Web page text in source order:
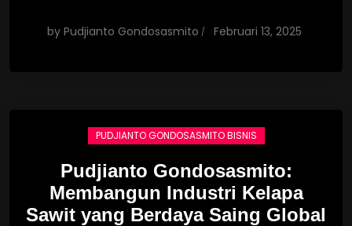
by Pudjianto Gondosasmito Februari 13, 2025
PUDJIANTO GONDOSASMITO BISNIS
Pudjianto Gondosasmito:
Membangun Industri Kelapa
Sawit yang Berdaya Saing Global